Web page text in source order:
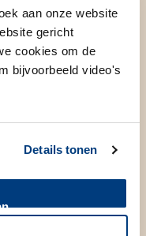
aan onze website
gericht
cookies om de
bijvoorbeeld video's
Details tonen
van een
het om een
voor na een griep
veroorzaakt,